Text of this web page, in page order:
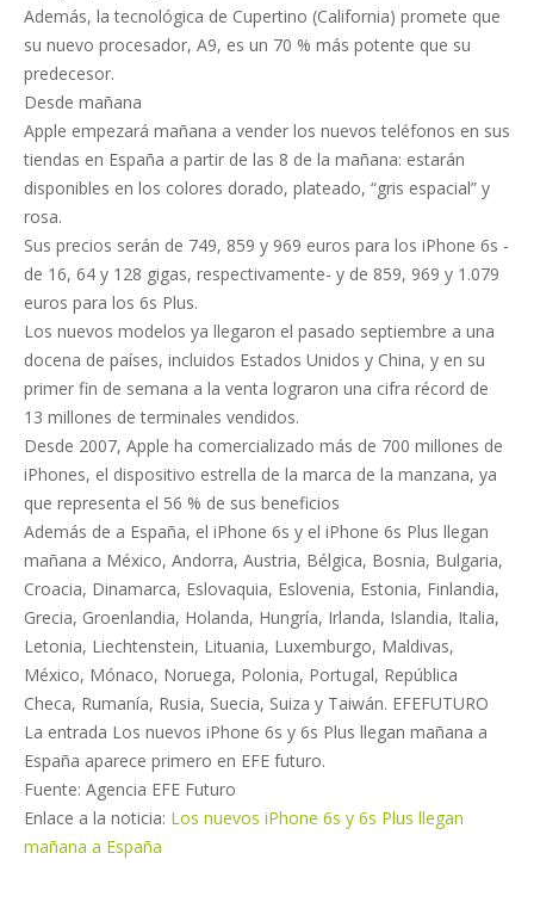
Además, la tecnológica de Cupertino (California) promete que
su nuevo procesador, A9, es un 70 % más potente que su
predecesor.
Desde mañana
Apple empezará mañana a vender los nuevos teléfonos en sus
tiendas en España a partir de las 8 de la mañana: estarán
disponibles en los colores dorado, plateado, “gris espacial” y
rosa.
Sus precios serán de 749, 859 y 969 euros para los iPhone 6s -
de 16, 64 y 128 gigas, respectivamente- y de 859, 969 y 1.079
euros para los 6s Plus.
Los nuevos modelos ya llegaron el pasado septiembre a una
docena de países, incluidos Estados Unidos y China, y en su
primer fin de semana a la venta lograron una cifra récord de
13 millones de terminales vendidos.
Desde 2007, Apple ha comercializado más de 700 millones de
iPhones, el dispositivo estrella de la marca de la manzana, ya
que representa el 56 % de sus beneficios
Además de a España, el iPhone 6s y el iPhone 6s Plus llegan
mañana a México, Andorra, Austria, Bélgica, Bosnia, Bulgaria,
Croacia, Dinamarca, Eslovaquia, Eslovenia, Estonia, Finlandia,
Grecia, Groenlandia, Holanda, Hungría, Irlanda, Islandia, Italia,
Letonia, Liechtenstein, Lituania, Luxemburgo, Maldivas,
México, Mónaco, Noruega, Polonia, Portugal, República
Checa, Rumanía, Rusia, Suecia, Suiza y Taiwán. EFEFUTURO
La entrada Los nuevos iPhone 6s y 6s Plus llegan mañana a
España aparece primero en EFE futuro.
Fuente: Agencia EFE Futuro
Enlace a la noticia: Los nuevos iPhone 6s y 6s Plus llegan
mañana a España